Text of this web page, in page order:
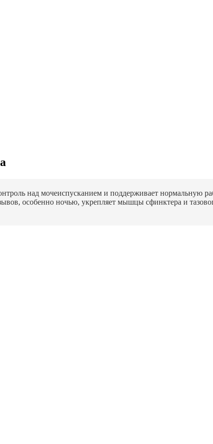
над мочеиспусканием и поддерживает нормальную
особенно ночью, укрепляет мышцы сфинктера и